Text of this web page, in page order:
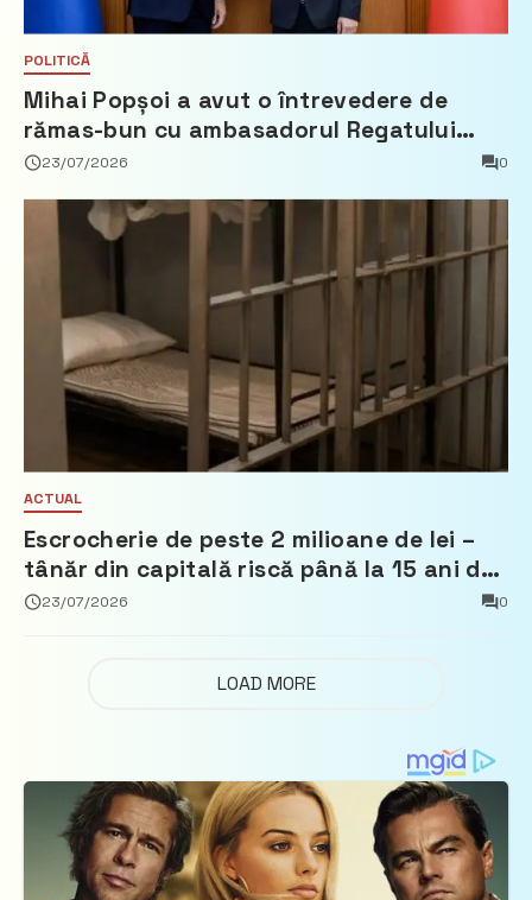
POLITICĂ
Mihai Popșoi a avut o întrevedere de
rămas-bun cu ambasadorul Regatului
Țărilor de Jos, Fred Duijn
23/07/2026 0
ACTUAL
Escrocherie de peste 2 milioane de lei –
tânăr din capitală riscă până la 15 ani de
închisoare
23/07/2026 0
LOAD MORE